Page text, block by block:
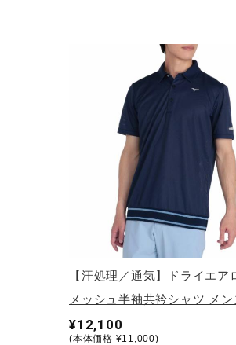
コラボ／ライセンス
【汗処理／通気】ドライエア
メッシュ半袖共衿シャツ メン
¥12,100
(本体価格 ¥11,000)